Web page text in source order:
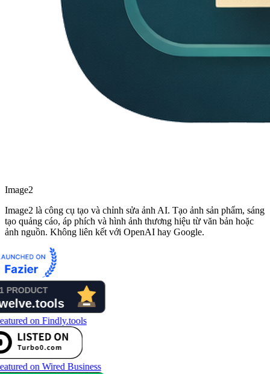
Image2
Image2 là công cụ tạo và chỉnh sửa ảnh AI. Tạo ảnh sản phẩm, sáng
tạo quảng cáo, áp phích và hình ảnh thương hiệu từ văn bản hoặc
ảnh nguồn. Không liên kết với OpenAI hay Google.